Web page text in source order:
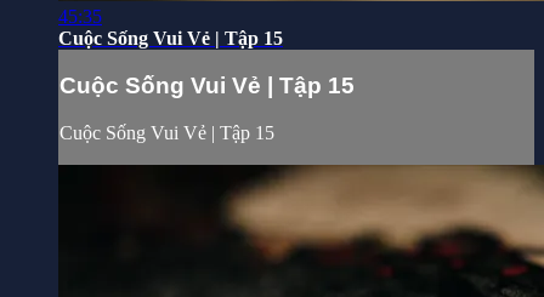
45:35
Cuộc Sống Vui Vẻ | Tập 15
Cuộc Sống Vui Vẻ | Tập 15
Cuộc Sống Vui Vẻ | Tập 15